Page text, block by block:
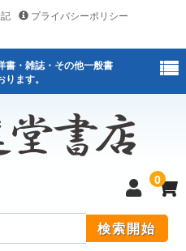
プライバシーポリシー
書・雑誌・その他一般書
ます。
0